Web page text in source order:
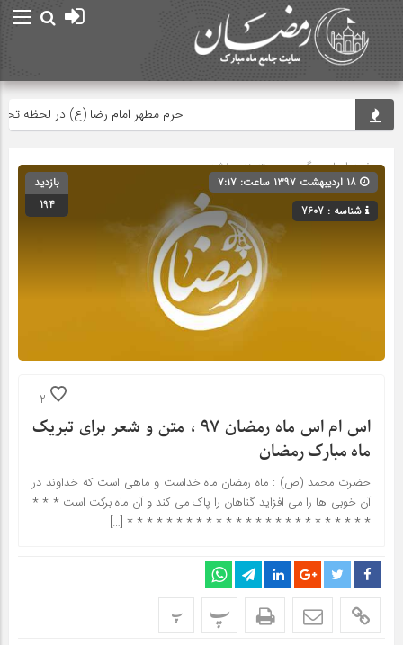
حرم مطهر امام رضا (ع) در لحظه تحویل
صفحه اصلی» گروه » دسته‌بندی نشده
شناسه : 7607
بازدید
194
2
اس ام اس ماه رمضان ۹۷ ، متن و شعر برای تبریک
ماه مبارک رمضان
حضرت محمد (ص) : ماه رمضان ماه خداست و ماهى است که خداوند در
آن خوبی ها را مى‏ افزاید گناهان را پاک می کند و آن ماه برکت است * * *
* * * * * * * * * * * * * * * * * * * * * * * * * […]
پ پ